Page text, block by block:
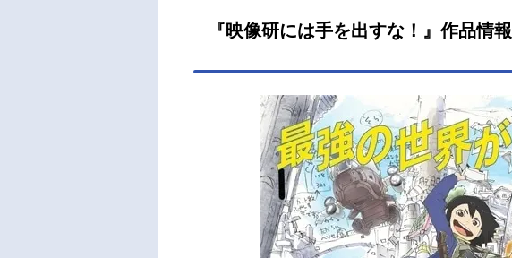
『映像研には手を出すな！』作品情報